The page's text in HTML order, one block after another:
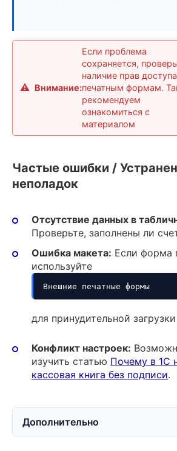
Внимание:
Если проблема
сохраняется,
наличие прав
печатным формам.
рекомендуем
ознакомиться с
материалом
Частые ошибки /
неполадок
Отсутствие данных в
Проверьте, заполнены ли
Ошибка макета: Если форма
используйте
Внешние печатные формы
для принудительной
Конфликт настроек:
изучить статью Почему в 1С
кассовая книга без подписи.
Дополнительно